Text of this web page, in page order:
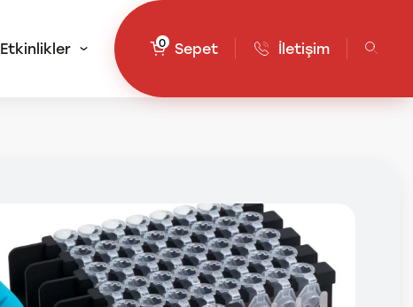
Etkinlikler 0 Sepet İletişim